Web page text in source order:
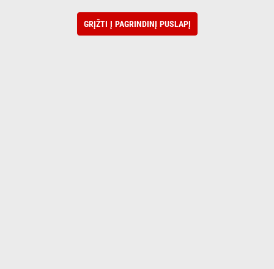
GRĮŽTI Į PAGRINDINĮ PUSLAPĮ